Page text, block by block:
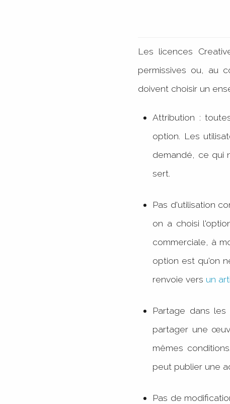
Les licences
permissives ou, au
doivent choisir un
Attribution :
option. Les
demandé, ce qui
sert.
Pas d'utilisation
on a choisi
commerciale, à
option est qu'on
renvoie vers un
Partage dans les
partager une
mêmes
peut publier une
Pas de